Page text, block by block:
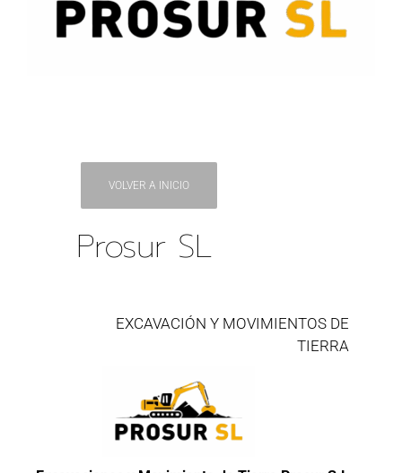
VOLVER A INICIO
Prosur SL
EXCAVACIÓN Y MOVIMIENTOS DE
TIERRA